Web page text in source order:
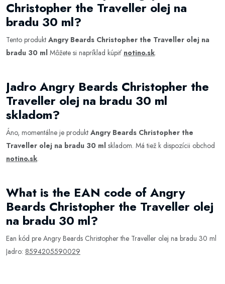
Christopher the Traveller olej na
bradu 30 ml?
Tento produkt Angry Beards Christopher the Traveller olej na
bradu 30 ml Môžete si napríklad kúpiť notino.sk.
Jadro Angry Beards Christopher the
Traveller olej na bradu 30 ml
skladom?
Áno, momentálne je produkt Angry Beards Christopher the
Traveller olej na bradu 30 ml skladom. Má tiež k dispozícii obchod
notino.sk.
What is the EAN code of Angry
Beards Christopher the Traveller olej
na bradu 30 ml?
Ean kód pre Angry Beards Christopher the Traveller olej na bradu 30 ml
Jadro: 8594205590029